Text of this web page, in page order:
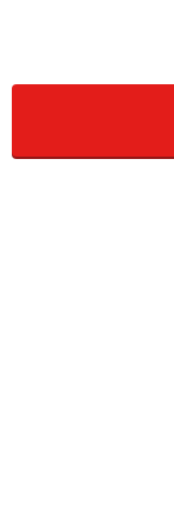
Windows7は
つかないが、シ